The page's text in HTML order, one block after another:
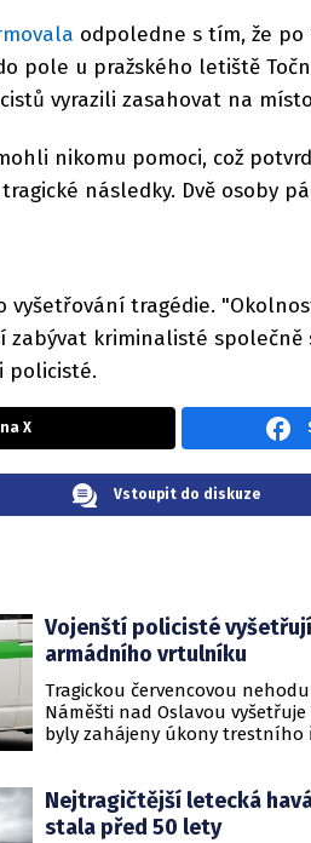
odpoledne s tím, že po
pole u pražského letiště
vyrazili zasahovat na
nikomu pomoci, což
následky. Dvě osoby
vyšetřování tragédie.
kriminalisté společně
policisté.
X
Vstoupit do diskuze
Vojenští policisté
armádního vrtulníku
Tragickou červencovou
Náměšti nad Oslavou
byly zahájeny úkony trestního
Nejtragičtější letecká
stala před 50 lety